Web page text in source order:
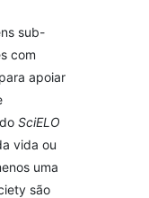
sub-
com
apoiar
SciELO
vida ou
uma
são